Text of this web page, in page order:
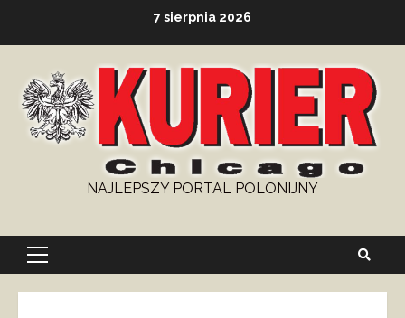
7 sierpnia 2026
NAJLEPSZY PORTAL POLONIJNY
Primary